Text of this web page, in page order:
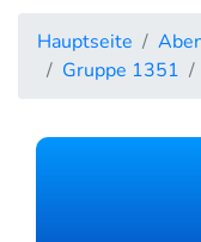
Hauptseite
Gruppe 1351